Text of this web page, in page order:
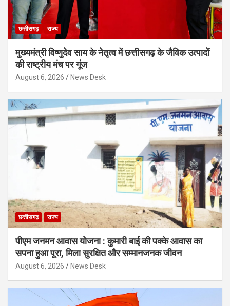
छत्तीसगढ़ राज्य
मुख्यमंत्री विष्णुदेव साय के नेतृत्व में छत्तीसगढ़ के जैविक उत्पादों
की राष्ट्रीय मंच पर गूंज
August 6, 2026 News Desk
छत्तीसगढ़ राज्य
पीएम जनमन आवास योजना : कुमारी बाई की पक्के आवास का
सपना हुआ पूरा, मिला सुरक्षित और सम्मानजनक जीवन
August 6, 2026 News Desk